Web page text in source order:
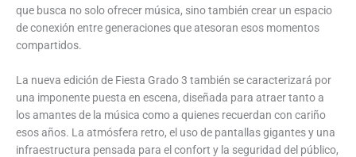
que busca no solo ofrecer música, sino también crear un espacio
de conexión entre generaciones que atesoran esos momentos
compartidos.
La nueva edición de Fiesta Grado 3 también se caracterizará por
una imponente puesta en escena, diseñada para atraer tanto a
los amantes de la música como a quienes recuerdan con cariño
esos años. La atmósfera retro, el uso de pantallas gigantes y una
infraestructura pensada para el confort y la seguridad del público,